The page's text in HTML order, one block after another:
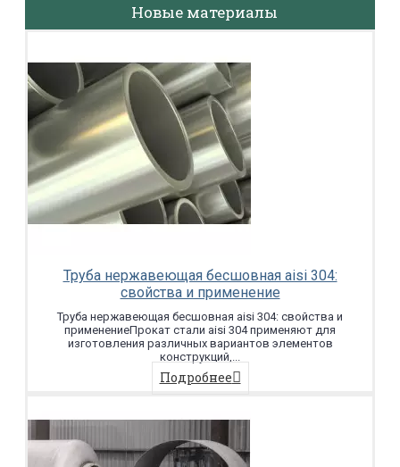
Новые материалы
Труба нержавеющая бесшовная aisi 304:
свойства и применение
Труба нержавеющая бесшовная aisi 304: свойства и
применениеПрокат стали aisi 304 применяют для
изготовления различных вариантов элементов
конструкций,...
Подробнее